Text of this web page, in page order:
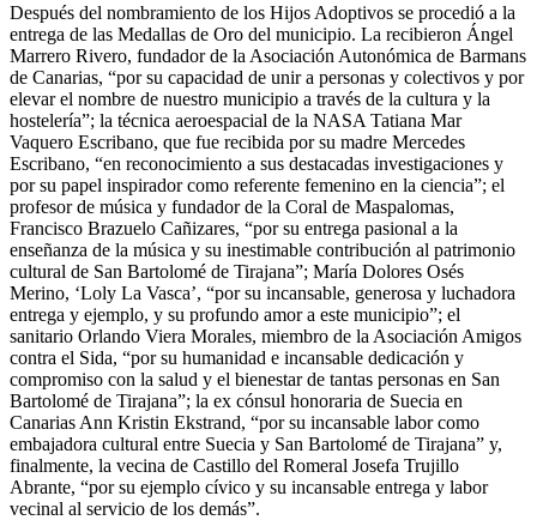
Después del nombramiento de los Hijos Adoptivos se procedió a la
entrega de las Medallas de Oro del municipio. La recibieron Ángel
Marrero Rivero, fundador de la Asociación Autonómica de Barmans
de Canarias, “por su capacidad de unir a personas y colectivos y por
elevar el nombre de nuestro municipio a través de la cultura y la
hostelería”; la técnica aeroespacial de la NASA Tatiana Mar
Vaquero Escribano, que fue recibida por su madre Mercedes
Escribano, “en reconocimiento a sus destacadas investigaciones y
por su papel inspirador como referente femenino en la ciencia”; el
profesor de música y fundador de la Coral de Maspalomas,
Francisco Brazuelo Cañizares, “por su entrega pasional a la
enseñanza de la música y su inestimable contribución al patrimonio
cultural de San Bartolomé de Tirajana”; María Dolores Osés
Merino, ‘Loly La Vasca’, “por su incansable, generosa y luchadora
entrega y ejemplo, y su profundo amor a este municipio”; el
sanitario Orlando Viera Morales, miembro de la Asociación Amigos
contra el Sida, “por su humanidad e incansable dedicación y
compromiso con la salud y el bienestar de tantas personas en San
Bartolomé de Tirajana”; la ex cónsul honoraria de Suecia en
Canarias Ann Kristin Ekstrand, “por su incansable labor como
embajadora cultural entre Suecia y San Bartolomé de Tirajana” y,
finalmente, la vecina de Castillo del Romeral Josefa Trujillo
Abrante, “por su ejemplo cívico y su incansable entrega y labor
vecinal al servicio de los demás”.